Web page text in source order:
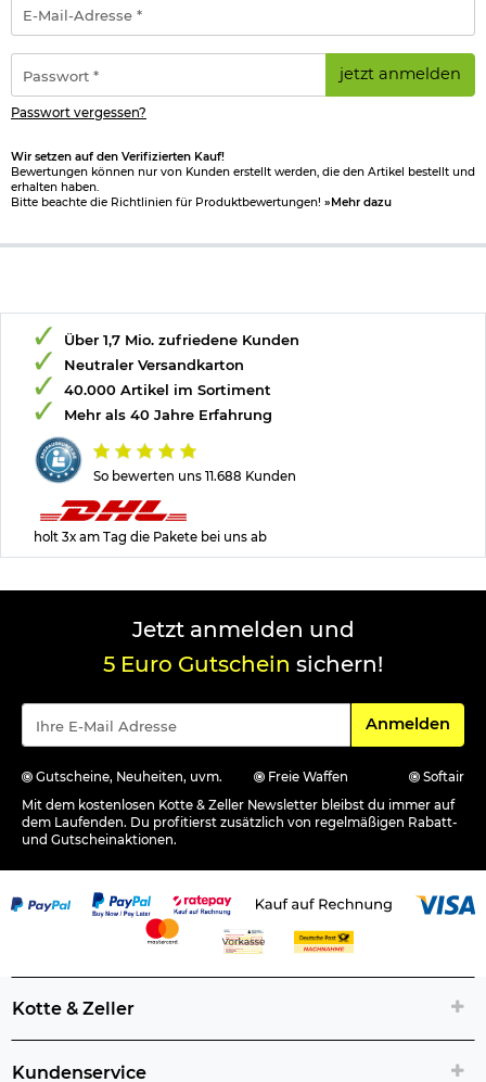
Mail-
Adresse
*
jetzt anmelden
Passwort vergessen?
Wir setzen auf den Verifizierten Kauf!
Bewertungen können nur von Kunden erstellt werden, die den Artikel bestellt und
erhalten haben.
Bitte beachte die Richtlinien für Produktbewertungen! »Mehr dazu
So bewerten uns 11.688 Kunden
Über 1,7 Mio. zufriedene Kunden
Neutraler Versandkarton
40.000 Artikel im Sortiment
Mehr als 40 Jahre Erfahrung
holt 3x am Tag die Pakete bei uns ab
Jetzt anmelden und
5 Euro Gutschein sichern!
Für den
Anmelden
Gutscheine, Neuheiten, uvm. Freie Waffen
Softair
Mit dem kostenlosen Kotte & Zeller Newsletter bleibst du immer auf
dem Laufenden. Du profitierst zusätzlich von regelmäßigen Rabatt-
und Gutscheinaktionen.
Kotte & Zeller
Kundenservice